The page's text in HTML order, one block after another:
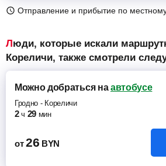
Отправление и прибытие по
Люди, которые искали маршрутки Гродно –
Кореличи, также смотрели
Можно добратьсяна автобусе
Гродно - Кореличи
2 ч 29 мин
от 26 BYN